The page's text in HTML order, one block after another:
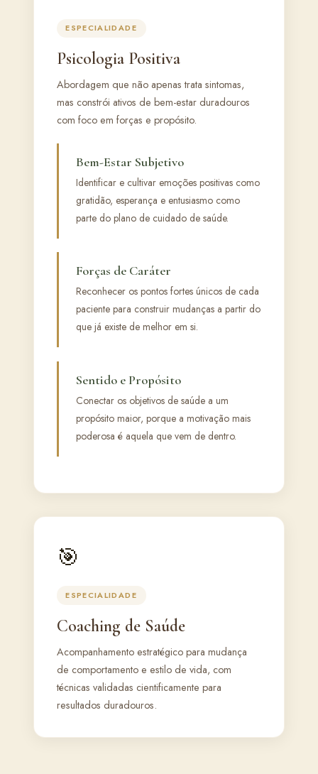
ESPECIALIDADE
Psicologia Positiva
Abordagem que não apenas trata sintomas,
mas constrói ativos de bem-estar duradouros
com foco em forças e propósito.
Bem-Estar Subjetivo
Identificar e cultivar emoções positivas como
gratidão, esperança e entusiasmo como
parte do plano de cuidado de saúde.
Forças de Caráter
Reconhecer os pontos fortes únicos de cada
paciente para construir mudanças a partir do
que já existe de melhor em si.
Sentido e Propósito
Conectar os objetivos de saúde a um
propósito maior, porque a motivação mais
poderosa é aquela que vem de dentro.
🎯
ESPECIALIDADE
Coaching de Saúde
Acompanhamento estratégico para mudança
de comportamento e estilo de vida, com
técnicas validadas cientificamente para
resultados duradouros.